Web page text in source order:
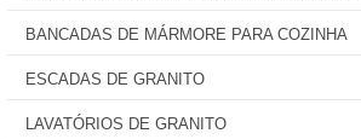
BANCADAS DE MÁRMORE PARA COZINHA
ESCADAS DE GRANITO
LAVATÓRIOS DE GRANITO